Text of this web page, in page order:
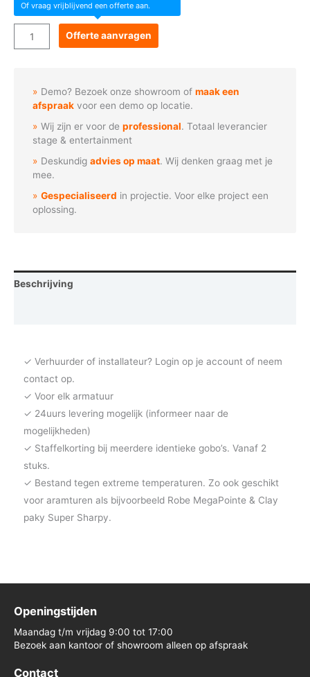
Of vraag vrijblijvend een offerte aan.
Goboservice
-
aantal
Offerte aanvragen
Demo? Bezoek onze showroom ofmaak een
afspraak voor een demo op locatie.
Wij zijn er voor deprofessional. Totaal leverancier
stage & entertainment
Deskundigadvies op maat. Wij denken graag met je
mee.
Gespecialiseerd in projectie. Voor elke project een
oplossing.
Beschrijving
✓ Verhuurder of installateur? Login op je account of neem
contact op.
✓ Voor elk armatuur
✓ 24uurs levering mogelijk (informeer naar de
mogelijkheden)
✓ Staffelkorting bij meerdere identieke gobo’s. Vanaf 2
stuks.
✓ Bestand tegen extreme temperaturen. Zo ook geschikt
voor aramturen als bijvoorbeeld Robe MegaPointe & Clay
paky Super Sharpy.
Openingstijden
Maandag t/m vrijdag 9:00 tot 17:00
Bezoek aan kantoor of showroom alleen op afspraak
Contact